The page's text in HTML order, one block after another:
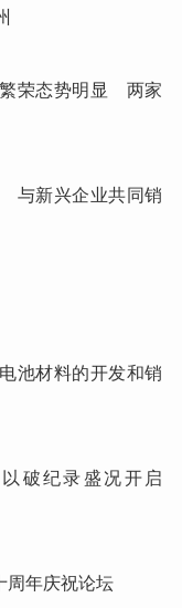
荣态势明显 两家
新兴企业共同销
池材料的开发和销
破纪录盛况开启
周年庆祝论坛